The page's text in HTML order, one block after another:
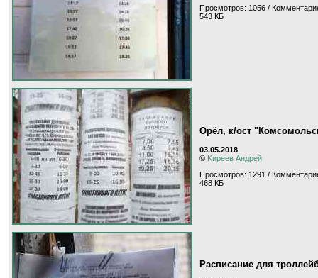
Просмотров: 1056 /
543 КБ
Орёл, к/ост
03.05.2018
© Kиpeeв Aндpeй
Просмотров: 1291 /
468 КБ
Расписание для